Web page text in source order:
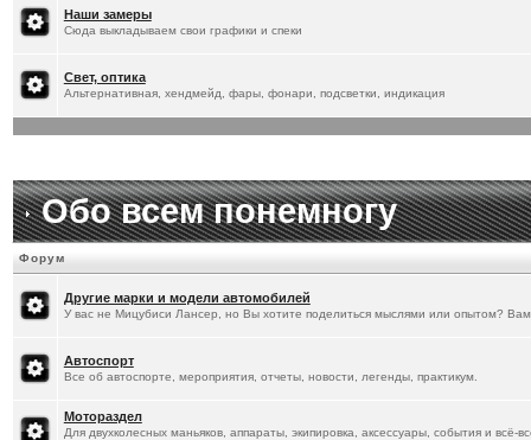
[20.1.2026]Titus:
Наши замеры
Сюда выкладываем свои графики и спеки
Свет, оптика
Альтернативная, хендмейд, фары, фонари, подсветки, индикация
Обо всем понемногу
Форум
Другие марки и модели автомобилей
У вас не Мицубиси Лансер, но Вы хотите поделиться мыслями или опытом?
Автоспорт
Все об автоспорте, мероприятия, отчеты, новости, легенды, практикум.
Мотораздел
Для двухколесных маньяков, аппараты, экипировка, аксессуары, события и всё-